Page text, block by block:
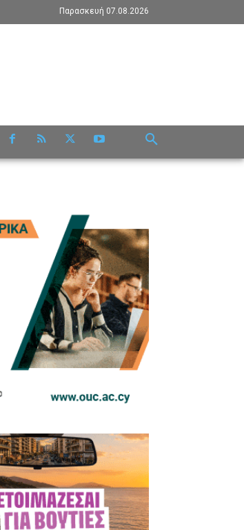
Παρασκευή 07.08.2026